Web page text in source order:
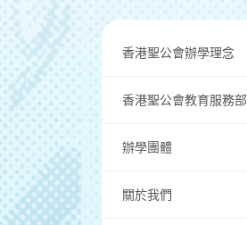
香港聖公會辦學理念
香港聖公會教育服務部
辦學團體
關於我們